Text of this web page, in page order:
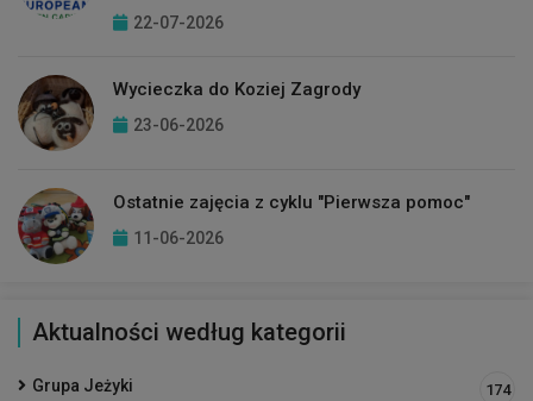
22-07-2026
Wycieczka do Koziej Zagrody
23-06-2026
Ostatnie zajęcia z cyklu "Pierwsza pomoc"
11-06-2026
Aktualności według kategorii
Grupa Jeżyki 174